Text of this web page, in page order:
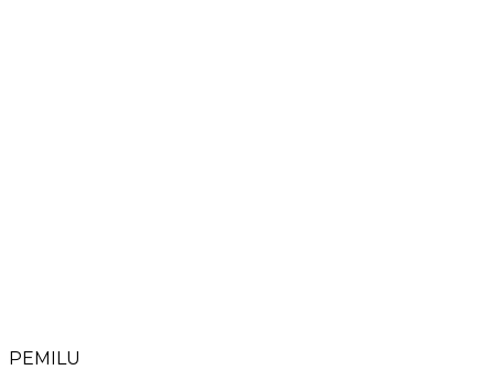
PEMILU